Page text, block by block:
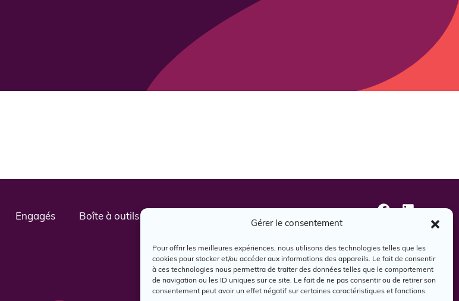
Gérer le consentement
Pour offrir les meilleures expériences, nous utilisons des technologies telles que les
cookies pour stocker et/ou accéder aux informations des appareils. Le fait de consentir
à ces technologies nous permettra de traiter des données telles que le comportement
de navigation ou les ID uniques sur ce site. Le fait de ne pas consentir ou de retirer son
consentement peut avoir un effet négatif sur certaines caractéristiques et fonctions.
Engagés Boîte à outils